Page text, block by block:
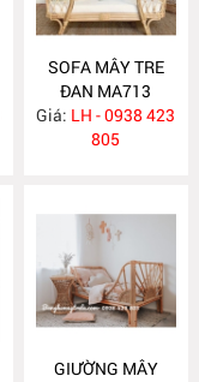
SOFA MÂY TRE
ĐAN MA713
Giá: LH - 0938 423
805
GIƯỜNG MÂY